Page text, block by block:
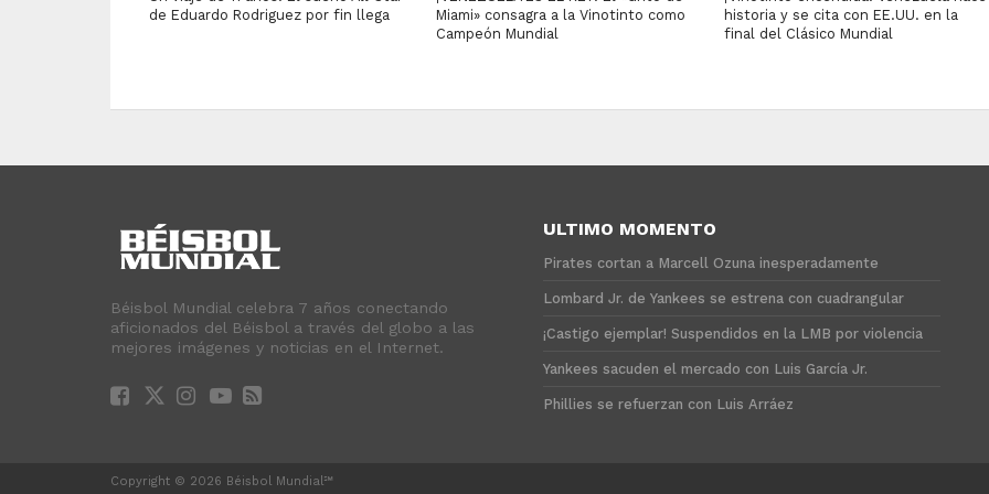
de Eduardo Rodriguez por fin llega
Miami» consagra a la Vinotinto como
Campeón Mundial
historia y se cita con EE.UU. en la
final del Clásico Mundial
Béisbol Mundial celebra 7 años conectando
aficionados del Béisbol a través del globo a las
mejores imágenes y noticias en el Internet.
ULTIMO MOMENTO
Pirates cortan a Marcell Ozuna inesperadamente
Lombard Jr. de Yankees se estrena con cuadrangular
¡Castigo ejemplar! Suspendidos en la LMB por violencia
Yankees sacuden el mercado con Luis García Jr.
Phillies se refuerzan con Luis Arráez
Copyright © 2026 Béisbol Mundial℠